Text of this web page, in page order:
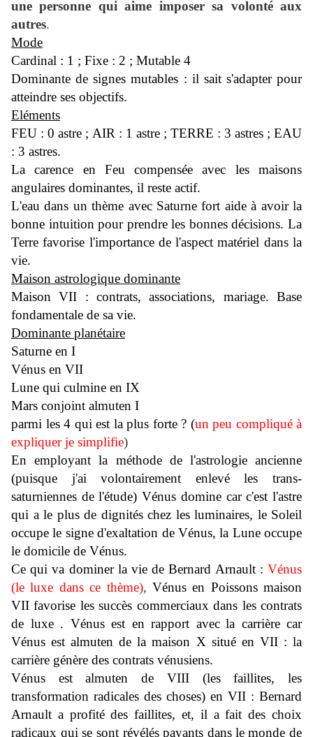
une personne qui aime imposer sa volonté aux
autres.
Mode
Cardinal : 1 ; Fixe : 2 ; Mutable 4
Dominante de signes mutables : il sait s'adapter pour
atteindre ses objectifs.
Eléments
FEU : 0 astre ; AIR : 1 astre ; TERRE : 3 astres ; EAU
: 3 astres.
La carence en Feu compensée avec les maisons
angulaires dominantes, il reste actif.
L'eau dans un thème avec Saturne fort aide à avoir la
bonne intuition pour prendre les bonnes décisions. La
Terre favorise l'importance de l'aspect matériel dans la
vie.
Maison astrologique dominante
Maison VII : contrats, associations, mariage. Base
fondamentale de sa vie.
Dominante planétaire
Saturne en I
Vénus en VII
Lune qui culmine en IX
Mars conjoint almuten I
parmi les 4 qui est la plus forte ? (un peu compliqué à
expliquer je simplifie)
En employant la méthode de l'astrologie ancienne
(puisque j'ai volontairement enlevé les trans-
saturniennes de l'étude) Vénus domine car c'est l'astre
qui a le plus de dignités chez les luminaires, le Soleil
occupe le signe d'exaltation de Vénus, la Lune occupe
le domicile de Vénus.
Ce qui va dominer la vie de Bernard Arnault : Vénus
(le luxe dans ce thème), Vénus en Poissons maison
VII favorise les succès commerciaux dans les contrats
de luxe . Vénus est en rapport avec la carrière car
Vénus est almuten de la maison X situé en VII : la
carrière génère des contrats vénusiens.
Vénus est almuten de VIII (les faillites, les
transformation radicales des choses) en VII : Bernard
Arnault a profité des faillites, et, il a fait des choix
radicaux qui se sont révélés payants dans le monde de